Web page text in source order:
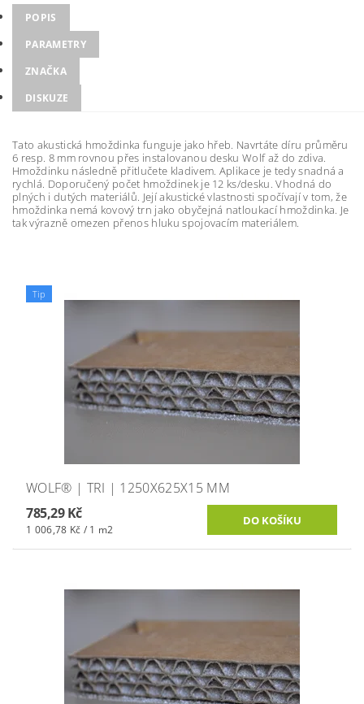
POPIS
PARAMETRY
ZNAČKA
DISKUZE
Tato akustická hmoždinka funguje jako hřeb. Navrtáte díru průměru
6 resp. 8 mm rovnou přes instalovanou desku Wolf až do zdiva.
Hmoždinku následně přitlučete kladivem. Aplikace je tedy snadná a
rychlá. Doporučený počet hmoždinek je 12 ks/desku. Vhodná do
plných i dutých materiálů. Její akustické vlastnosti spočívají v tom, že
hmoždinka nemá kovový trn jako obyčejná natloukací hmoždinka. Je
tak výrazně omezen přenos hluku spojovacím materiálem.
Tip
WOLF® | TRI | 1250X625X15 MM
785,29 Kč
1 006,78 Kč / 1 m2